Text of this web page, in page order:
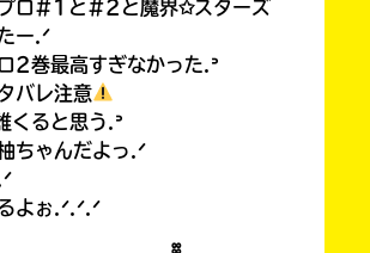
プロ#1と#2と魔界✩スターズ
ー.ᐟ
2巻最高すぎなかった.ᐣ
バレ注意
くると思う.ᐣ
ちゃんだよっ.ᐟ
よぉ.ᐟ.ᐟ.ᐟ